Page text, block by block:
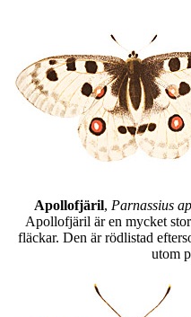
Apollofjäril, Parnassius
Apollofjäril är en mycket
fläckar. Den är rödlistad
utom